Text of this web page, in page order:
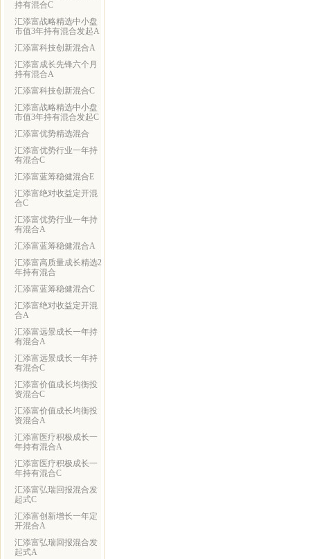
持有混合C
汇添富战略精选中小盘
市值3年持有混合发起A
汇添富科技创新混合A
汇添富成长先锋六个月
持有混合A
汇添富科技创新混合C
汇添富战略精选中小盘
市值3年持有混合发起C
汇添富优势精选混合
汇添富优势行业一年持
有混合C
汇添富蓝筹稳健混合E
汇添富绝对收益定开混
合C
汇添富优势行业一年持
有混合A
汇添富蓝筹稳健混合A
汇添富高质量成长精选2
年持有混合
汇添富蓝筹稳健混合C
汇添富绝对收益定开混
合A
汇添富远景成长一年持
有混合A
汇添富远景成长一年持
有混合C
汇添富价值成长均衡投
资混合C
汇添富价值成长均衡投
资混合A
汇添富医疗积极成长一
年持有混合A
汇添富医疗积极成长一
年持有混合C
汇添富弘瑞回报混合发
起式C
汇添富创新增长一年定
开混合A
汇添富弘瑞回报混合发
起式A